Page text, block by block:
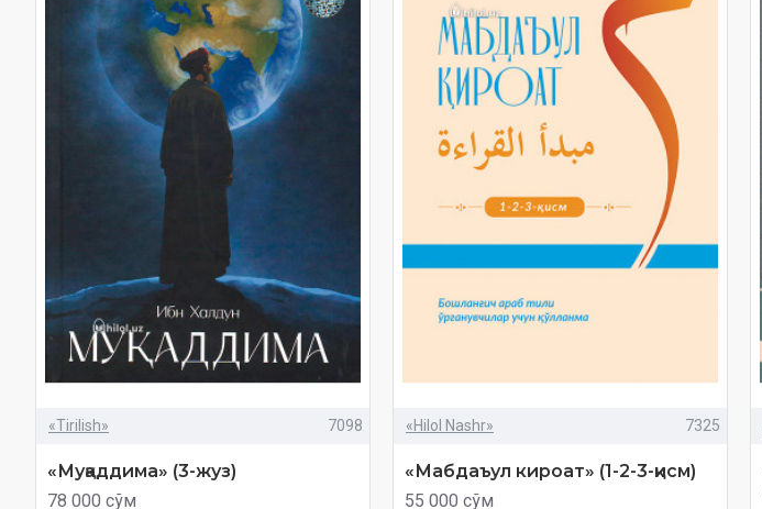
«Tirilish» 7098
«Муқаддима» (3-жуз)
78 000 сўм
«Hilol Nashr» 7325
«Мабдаъул кироат» (1-2-3-қисм)
55 000 сўм